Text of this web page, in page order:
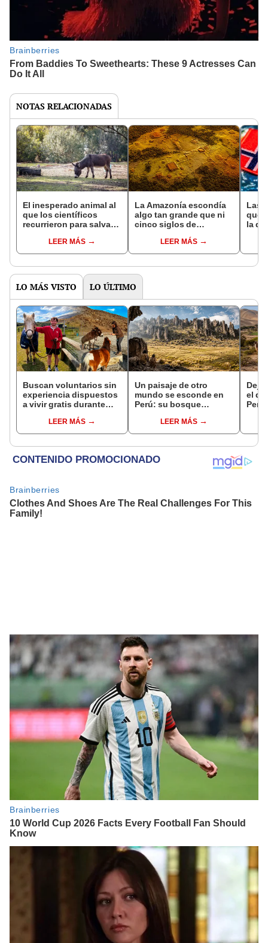
NOTAS RELACIONADAS
El inesperado animal al
que los científicos
recurrieron para salvar
reintroducción de un
asno salvaje está
en un paisaje con más
LEER MÁS
La Amazonía escondía
algo tan grande que ni
cinco siglos de
encontrarlo: el hallazgo
podría cambiar todo lo
pasado
LEER MÁS
Las
que
la de
LO MÁS VISTO LO ÚLTIMO
Buscan voluntarios sin
experiencia dispuestos
a vivir gratis durante
cuidar caballos, burros
y otros animales
LEER MÁS
Un paisaje de otro
mundo se esconde en
Perú: su bosque
primeros cazadores
andinos hace 10.000
LEER MÁS
Dejó
el